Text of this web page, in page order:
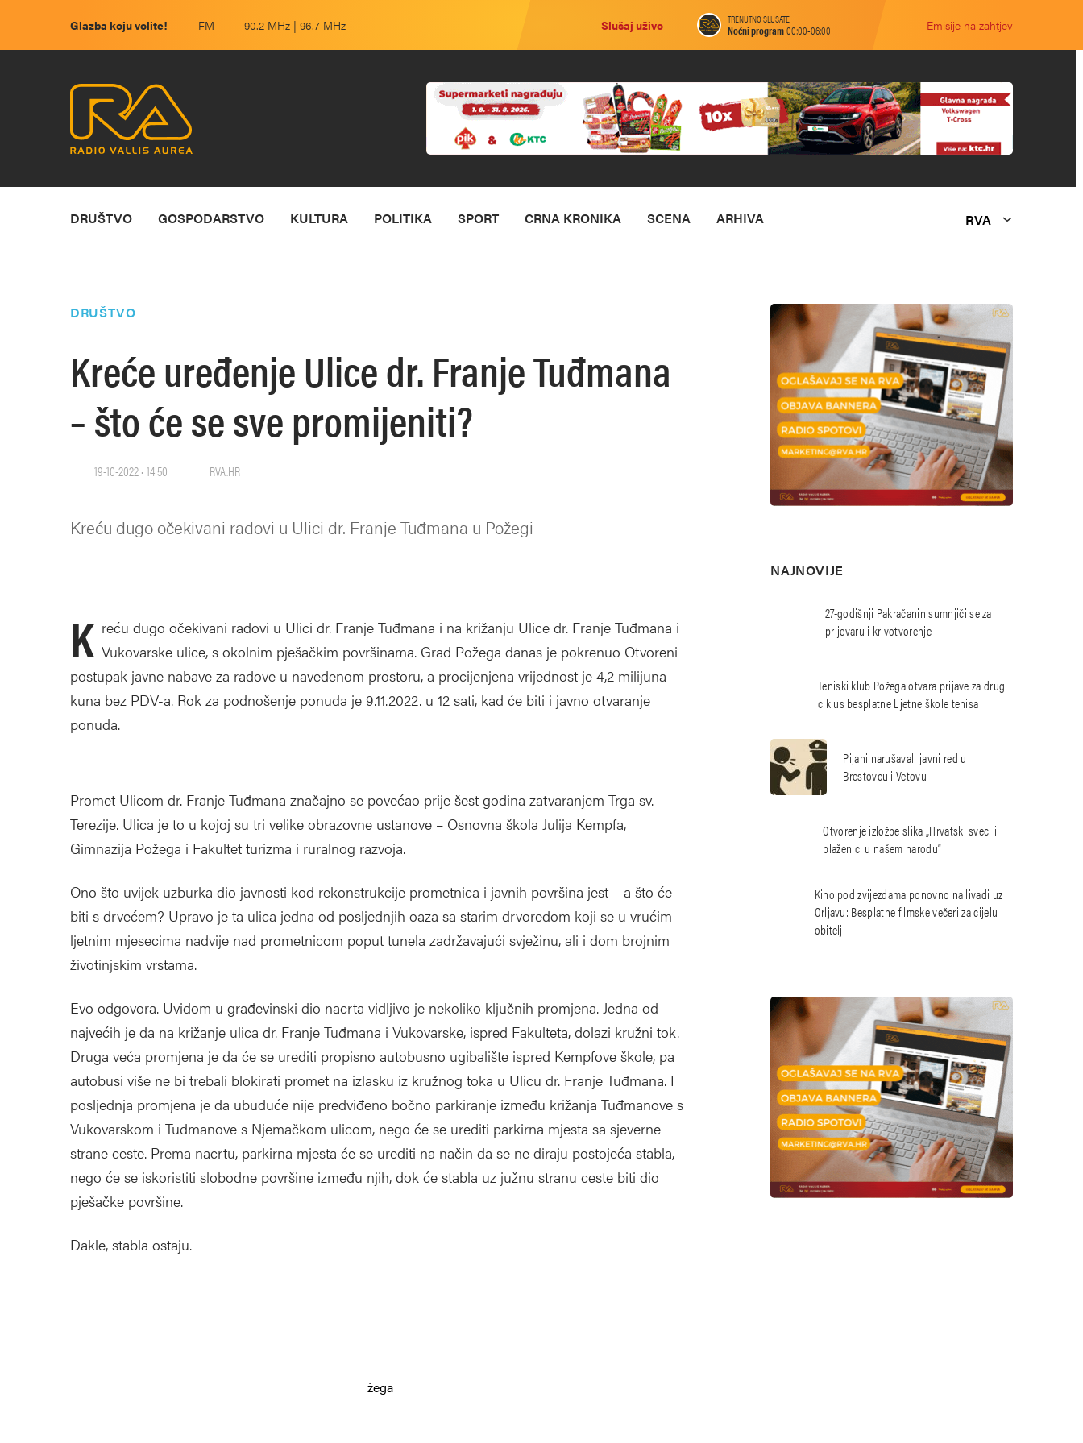
Glazba koju volite! FM 90.2 MHz | 96.7 MHz Slušaj uživo TRENUTNO SLUŠATE
Noćni program00:00-06:00 Emisije na zahtjev
DRUŠTVO GOSPODARSTVO KULTURA POLITIKA SPORT CRNA KRONIKA SCENA ARHIVA RVA
MARKETING
KONTAKT
DRUŠTVO
Kreće uređenje Ulice dr. Franje Tuđmana
– što će se sve promijeniti?
19-10-2022 • 14:50 RVA.HR
Kreću dugo očekivani radovi u Ulici dr. Franje Tuđmana u Požegi
K reću dugo očekivani radovi u Ulici dr. Franje Tuđmana i na križanju Ulice dr. Franje Tuđmana i
Vukovarske ulice, s okolnim pješačkim površinama. Grad Požega danas je pokrenuo Otvoreni
postupak javne nabave za radove u navedenom prostoru, a procijenjena vrijednost je 4,2 milijuna
kuna bez PDV-a. Rok za podnošenje ponuda je 9.11.2022. u 12 sati, kad će biti i javno otvaranje
ponuda.
Promet Ulicom dr. Franje Tuđmana značajno se povećao prije šest godina zatvaranjem Trga sv.
Terezije. Ulica je to u kojoj su tri velike obrazovne ustanove – Osnovna škola Julija Kempfa,
Gimnazija Požega i Fakultet turizma i ruralnog razvoja.
Ono što uvijek uzburka dio javnosti kod rekonstrukcije prometnica i javnih površina jest – a što će
biti s drvećem? Upravo je ta ulica jedna od posljednjih oaza sa starim drvoredom koji se u vrućim
ljetnim mjesecima nadvije nad prometnicom poput tunela zadržavajući svježinu, ali i dom brojnim
životinjskim vrstama.
Evo odgovora. Uvidom u građevinski dio nacrta vidljivo je nekoliko ključnih promjena. Jedna od
najvećih je da na križanje ulica dr. Franje Tuđmana i Vukovarske, ispred Fakulteta, dolazi kružni tok.
Druga veća promjena je da će se urediti propisno autobusno ugibalište ispred Kempfove škole, pa
autobusi više ne bi trebali blokirati promet na izlasku iz kružnog toka u Ulicu dr. Franje Tuđmana. I
posljednja promjena je da ubuduće nije predviđeno bočno parkiranje između križanja Tuđmanove s
Vukovarskom i Tuđmanove s Njemačkom ulicom, nego će se urediti parkirna mjesta sa sjeverne
strane ceste. Prema nacrtu, parkirna mjesta će se urediti na način da se ne diraju postojeća stabla,
nego će se iskoristiti slobodne površine između njih, dok će stabla uz južnu stranu ceste biti dio
pješačke površine.
Dakle, stabla ostaju.
žega
NAJNOVIJE
27-godišnji Pakračanin sumnjiči se za
prijevaru i krivotvorenje
Teniski klub Požega otvara prijave za drugi
ciklus besplatne Ljetne škole tenisa
Pijani narušavali javni red u
Brestovcu i Vetovu
Otvorenje izložbe slika „Hrvatski sveci i
blaženici u našem narodu“
Kino pod zvijezdama ponovno na livadi uz
Orljavu: Besplatne filmske večeri za cijelu
obitelj